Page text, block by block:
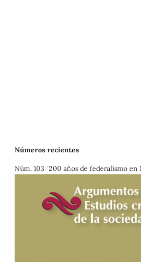
Números recientes
Núm. 103 "200 años de federalismo en